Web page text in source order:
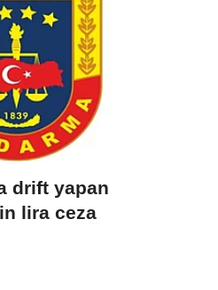
drift yapan
lira ceza